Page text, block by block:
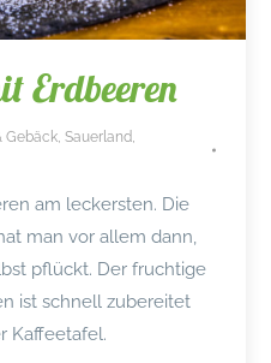
Erdbeeren
Gebäck, Sauerland,
am leckersten. Die
man vor allem dann,
pflückt. Der fruchtige
ist schnell zubereitet
Kaffeetafel.